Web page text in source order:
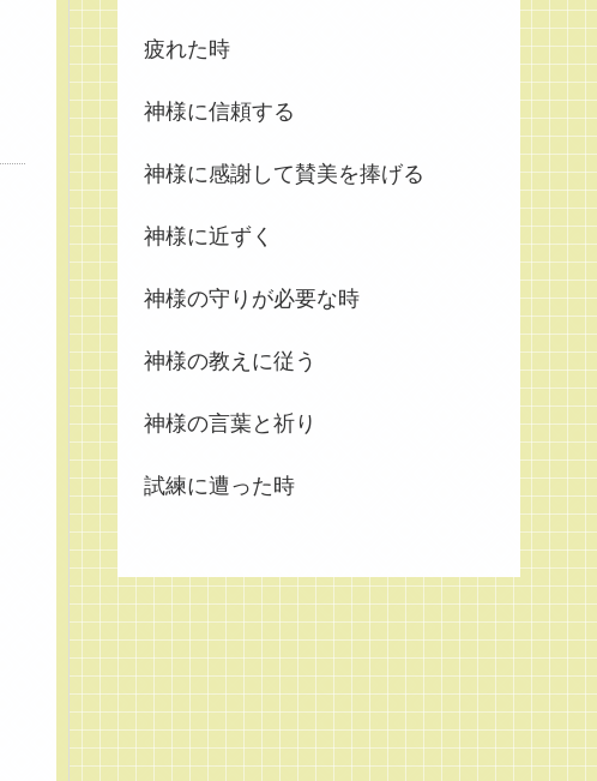
疲れた時
神様に信頼する
神様に感謝して賛美を捧げる
神様に近ずく
神様の守りが必要な時
神様の教えに従う
神様の言葉と祈り
試練に遭った時